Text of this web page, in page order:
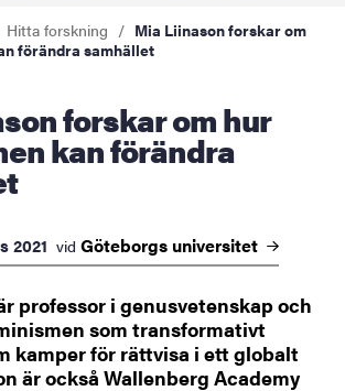
Hitta forskning
Mia Liinason forskar om
förändra samhället
kan förändra
2021 vid Göteborgs universitet
professor i genusvetenskap och
som transformativt
kamper för rättvisa i ett globalt
är också Wallenberg Academy